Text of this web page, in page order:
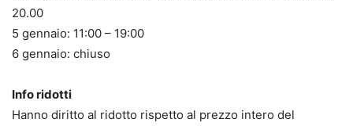
20.00
5 gennaio: 11:00 – 19:00
6 gennaio: chiuso
Info ridotti
Hanno diritto al ridotto rispetto al prezzo intero del